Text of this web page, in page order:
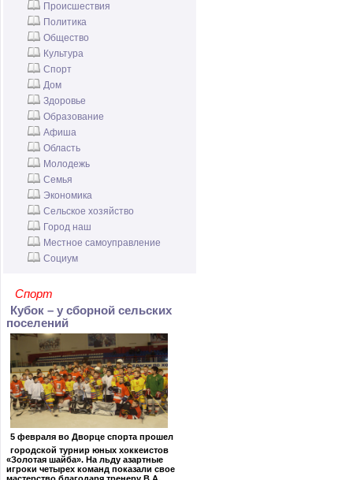
Происшествия
Политика
Общество
Культура
Спорт
Дом
Здоровье
Образование
Афиша
Область
Молодежь
Семья
Экономика
Сельское хозяйство
Город наш
Местное самоуправление
Социум
Спорт
Кубок – у сборной сельских
поселений
5 февраля во Дворце спорта прошел
городской турнир юных хоккеистов
«Золотая шайба». На льду азартные
игроки четырех команд показали свое